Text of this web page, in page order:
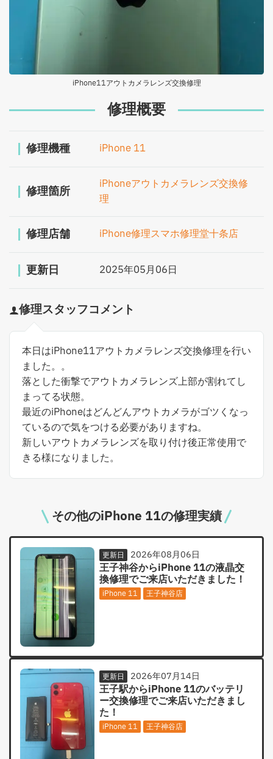
iPhone11アウトカメラレンズ交換修理
修理概要
修理機種 iPhone 11
修理箇所
iPhoneアウトカメラレンズ交換修
理
修理店舗 iPhone修理スマホ修理堂十条店
更新日 2025年05月06日
修理スタッフコメント
本日はiPhone11アウトカメラレンズ交換修理を行い
ました。。
落とした衝撃でアウトカメラレンズ上部が割れてし
まってる状態。
最近のiPhoneはどんどんアウトカメラがゴツくなっ
ているので気をつける必要がありますね。
新しいアウトカメラレンズを取り付け後正常使用で
きる様になりました。
その他のiPhone 11の修理実績
更新日 2026年08月06日
王子神谷からiPhone 11の液晶交
換修理でご来店いただきました！
iPhone 11 王子神谷店
更新日 2026年07月14日
王子駅からiPhone 11のバッテリ
ー交換修理でご来店いただきまし
た！
iPhone 11 王子神谷店